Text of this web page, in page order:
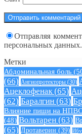
Отправляя
персональных данных.
Метки
Абдоминальная боль
(66) Ангиопротекторы (30)
Ацеклофенак (65)
(62) Баралгин (63)
Влияние пищи на
(48) Вольтарен (63)
(65) Дротаверин (39)